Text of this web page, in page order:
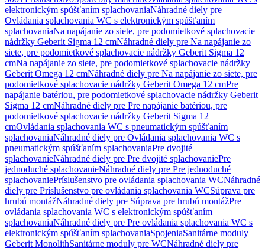
elektronickým spúšťaním splachovaniaNáhradné diely pre
Ovládania splachovania WC s elektronickým spúšťaním
splachovaniaNa napájanie zo siete, pre podomietkové splachovacie
nádržky Geberit Sigma 12 cmNáhradné diely pre Na napájanie zo
siete, pre podomietkové splachovacie nádržky Geberit Sigma 12
cmNa napájanie zo siete, pre podomietkové splachovacie nádržky
Geberit Omega 12 cmNáhradné diely pre Na napájanie zo siete, pre
podomietkové splachovacie nádržky Geberit Omega 12 cmPre
napájanie batériou, pre podomietkové splachovacie nádržky Geberit
Sigma 12 cmNáhradné diely pre Pre napájanie batériou, pre
podomietkové splachovacie nádržky Geberit Sigma 12
cmOvládania splachovania WC s pneumatickým spúšťaním
splachovaniaNáhradné diely pre Ovládania splachovania WC s
pneumatickým spúšťaním splachovaniaPre dvojité
splachovanieNáhradné diely pre Pre dvojité splachovaniePre
jednoduché splachovanieNáhradné diely pre Pre jednoduché
splachovaniePríslušenstvo pre ovládania splachovania WCNáhradné
diely pre Príslušenstvo pre ovládania splachovania WCSúprava pre
hrubú montážNáhradné diely pre Súprava pre hrubú montážPre
ovládania splachovania WC s elektronickým spúšťaním
splachovaniaNáhradné diely pre Pre ovládania splachovania WC s
elektronickým spúšťaním splachovaniaSpojeniaSanitárne moduly
Geberit MonolithSanitárne moduly pre WCNáhradné diely pre